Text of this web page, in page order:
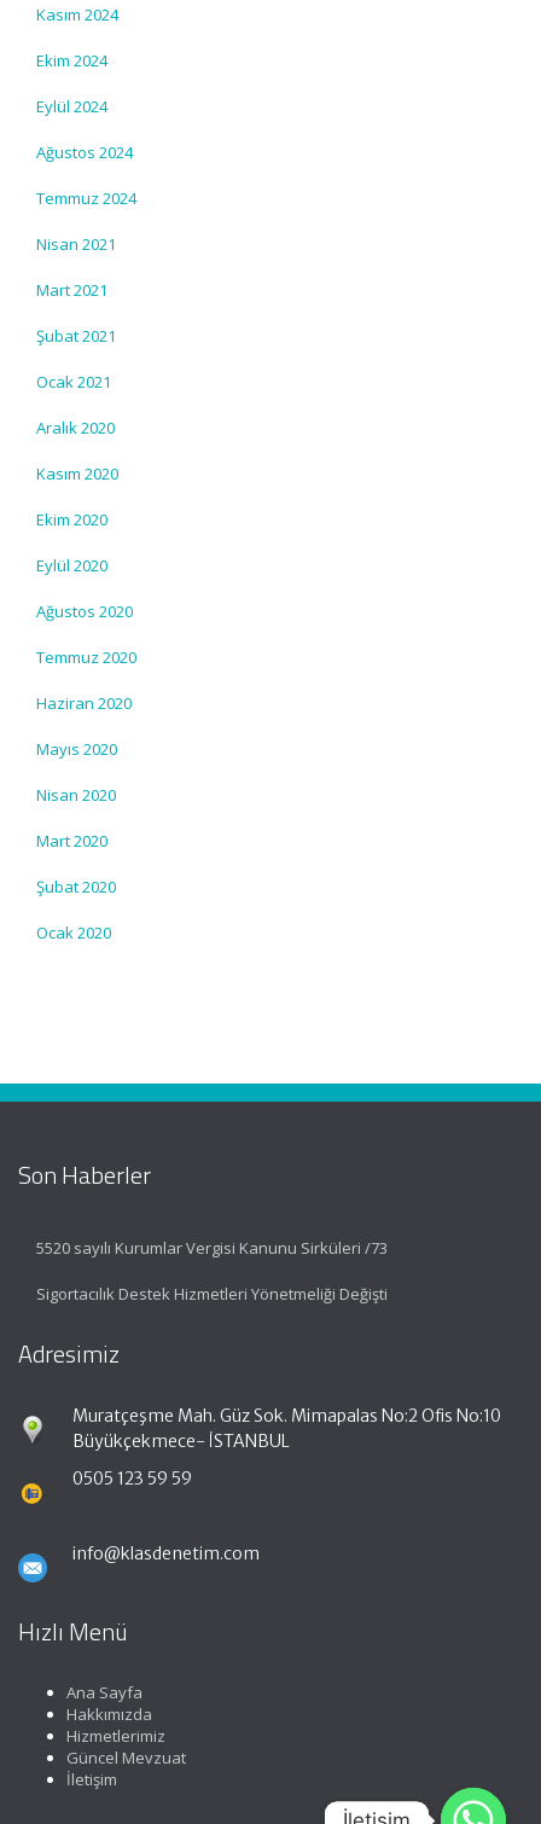
Kasım 2024
Ekim 2024
Eylül 2024
Ağustos 2024
Temmuz 2024
Nisan 2021
Mart 2021
Şubat 2021
Ocak 2021
Aralık 2020
Kasım 2020
Ekim 2020
Eylül 2020
Ağustos 2020
Temmuz 2020
Haziran 2020
Mayıs 2020
Nisan 2020
Mart 2020
Şubat 2020
Ocak 2020
Son Haberler
5520 sayılı Kurumlar Vergisi Kanunu Sirküleri /73
Sigortacılık Destek Hizmetleri Yönetmeliği Değişti
Adresimiz
Muratçeşme Mah. Güz Sok. Mimapalas No:2 Ofis No:10
Büyükçekmece- İSTANBUL
0505 123 59 59
info@klasdenetim.com
Hızlı Menü
Ana Sayfa
Hakkımızda
Hizmetlerimiz
Güncel Mevzuat
İletişim